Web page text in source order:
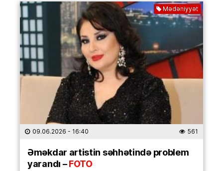
Mədəniyyət
09.06.2026 - 16:40 561
Əməkdar artistin səhhətində problem
yarandı –FOTO